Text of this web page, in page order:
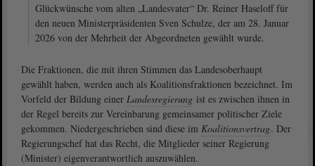
Glückwünsche vom alten „Landesvater“ Dr. Reiner Haseloff für
den neuen Ministerpräsidenten Sven Schulze, der am 28. Januar
2026 von der Mehrheit der Abgeordneten gewählt wurde.
Die Fraktionen, die mit ihren Stimmen das Landesoberhaupt
gewählt haben, werden auch als Koalitionsfraktionen bezeichnet. Im
Vorfeld der Bildung einer Landesregierung ist es zwischen ihnen in
der Regel bereits zur Vereinbarung gemeinsamer politischer Ziele
gekommen. Niedergeschrieben sind diese im Koalitionsvertrag. Der
Regierungschef hat das Recht, die Mitglieder seiner Regierung
(Minister) eigenverantwortlich auszuwählen.